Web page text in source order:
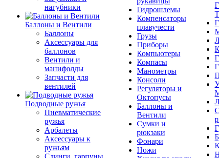
нагубники
Баллоны и Вентили
Баллоны
Аксессуары для
баллонов
Вентили и
манифолды
Запчасти для
вентилей
Подводные ружья
Пневматические
ружья
Арбалеты
Аксессуары к
ружьям
Слинги, гарпуны,
Гидрошлемы
Компенсаторы
плавучести
Грузы
Приборы
Компьютеры
Компасы
Манометры
Консоли
Регуляторы и
Октопусы
Баллоны и
Вентили
Сумки и
рюкзаки
Фонари
Ножи